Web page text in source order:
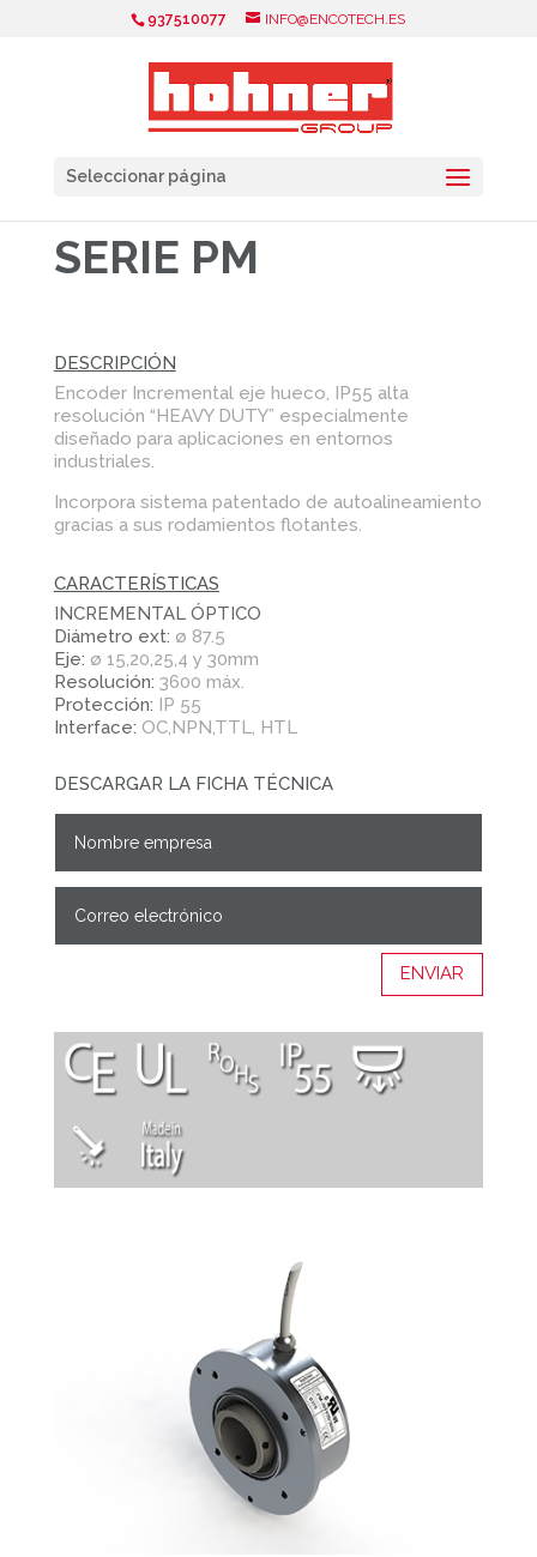
937510077 INFO@ENCOTECH.ES
Seleccionar página
SERIE PM
DESCRIPCIÓN
Encoder Incremental eje hueco, IP55 alta
resolución “HEAVY DUTY” especialmente
diseñado para aplicaciones en entornos
industriales.
Incorpora sistema patentado de autoalineamiento
gracias a sus rodamientos flotantes.
CARACTERÍSTICAS
INCREMENTAL ÓPTICO
Diámetro ext: ø 87.5
Eje: ø 15,20,25,4 y 30mm
Resolución: 3600 máx.
Protección: IP 55
Interface: OC,NPN,TTL, HTL
DESCARGAR LA FICHA TÉCNICA
ENVIAR